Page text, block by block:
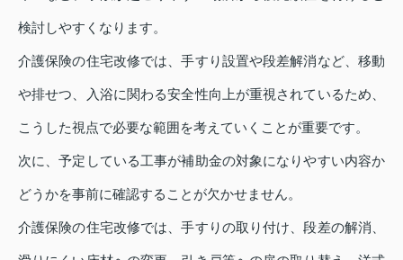
検討しやすくなります。
介護保険の住宅改修では、手すり設置や段差解消など、移動
や排せつ、入浴に関わる安全性向上が重視されているため、
こうした視点で必要な範囲を考えていくことが重要です。
次に、予定している工事が補助金の対象になりやすい内容か
どうかを事前に確認することが欠かせません。
介護保険の住宅改修では、手すりの取り付け、段差の解消、